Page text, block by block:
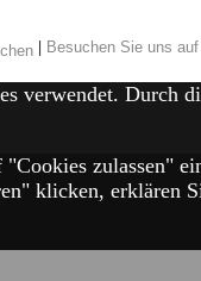
| Besuchen Sie uns
verwendet. Durch
zulassen"
klicken, erklären